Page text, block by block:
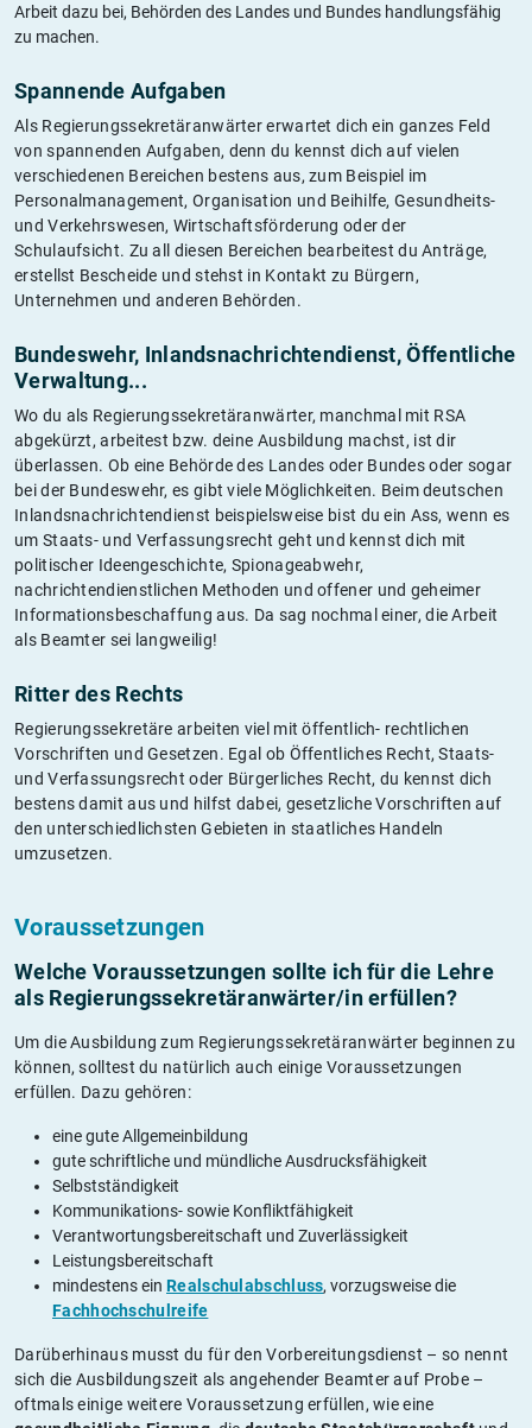
Arbeit dazu bei, Behörden des Landes und Bundes handlungsfähig
zu machen.
Spannende Aufgaben
Als Regierungssekretäranwärter erwartet dich ein ganzes Feld
von spannenden Aufgaben, denn du kennst dich auf vielen
verschiedenen Bereichen bestens aus, zum Beispiel im
Personalmanagement, Organisation und Beihilfe, Gesundheits-
und Verkehrswesen, Wirtschaftsförderung oder der
Schulaufsicht. Zu all diesen Bereichen bearbeitest du Anträge,
erstellst Bescheide und stehst in Kontakt zu Bürgern,
Unternehmen und anderen Behörden.
Bundeswehr, Inlandsnachrichtendienst, Öffentliche
Verwaltung...
Wo du als Regierungssekretäranwärter, manchmal mit RSA
abgekürzt, arbeitest bzw. deine Ausbildung machst, ist dir
überlassen. Ob eine Behörde des Landes oder Bundes oder sogar
bei der Bundeswehr, es gibt viele Möglichkeiten. Beim deutschen
Inlandsnachrichtendienst beispielsweise bist du ein Ass, wenn es
um Staats- und Verfassungsrecht geht und kennst dich mit
politischer Ideengeschichte, Spionageabwehr,
nachrichtendienstlichen Methoden und offener und geheimer
Informationsbeschaffung aus. Da sag nochmal einer, die Arbeit
als Beamter sei langweilig!
Ritter des Rechts
Regierungssekretäre arbeiten viel mit öffentlich- rechtlichen
Vorschriften und Gesetzen. Egal ob Öffentliches Recht, Staats-
und Verfassungsrecht oder Bürgerliches Recht, du kennst dich
bestens damit aus und hilfst dabei, gesetzliche Vorschriften auf
den unterschiedlichsten Gebieten in staatliches Handeln
umzusetzen.
Voraussetzungen
Welche Voraussetzungen sollte ich für die Lehre
als Regierungssekretäranwärter/in erfüllen?
Um die Ausbildung zum Regierungssekretäranwärter beginnen zu
können, solltest du natürlich auch einige Voraussetzungen
erfüllen. Dazu gehören:
eine gute Allgemeinbildung
gute schriftliche und mündliche Ausdrucksfähigkeit
Selbstständigkeit
Kommunikations- sowie Konfliktfähigkeit
Verantwortungsbereitschaft und Zuverlässigkeit
Leistungsbereitschaft
mindestens ein Realschulabschluss, vorzugsweise die
Fachhochschulreife
Darüberhinaus musst du für den Vorbereitungsdienst – so nennt
sich die Ausbildungszeit als angehender Beamter auf Probe –
oftmals einige weitere Voraussetzung erfüllen, wie eine